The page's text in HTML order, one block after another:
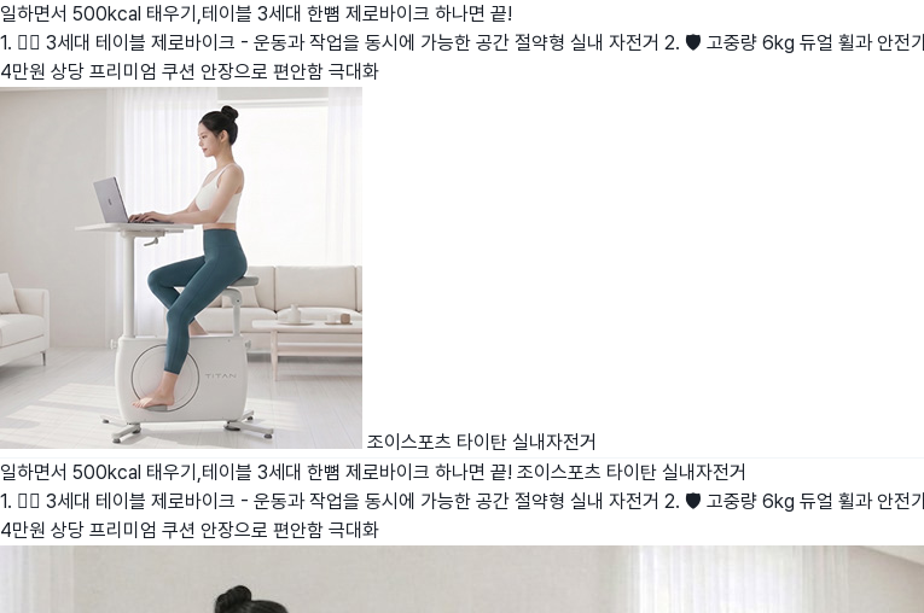
일하면서 500kcal 태우기,테이블 3세대 한뼘 제로바이크 하나면 끝!
1. 🚴‍♂️ 3세대 테이블 제로바이크 - 운동과 작업을 동시에 가능한 공간 절약형 실내 자전거 2. 🛡️ 고중량 6kg 듀얼 휠과 안
4만원 상당 프리미엄 쿠션 안장으로 편안함 극대화
조이스포츠 타이탄 실내자전거
일하면서 500kcal 태우기,테이블 3세대 한뼘 제로바이크 하나면 끝! 조이스포츠 타이탄 실내자전거
1. 🚴‍♂️ 3세대 테이블 제로바이크 - 운동과 작업을 동시에 가능한 공간 절약형 실내 자전거 2. 🛡️ 고중량 6kg 듀얼 휠과 안
4만원 상당 프리미엄 쿠션 안장으로 편안함 극대화